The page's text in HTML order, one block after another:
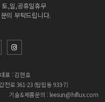
,일,공휴일휴무
의 부탁드립니다.
대표 : 김현효
천로 361-23 (탑립동 933-7)
기술&제품문의 : leesun@hiflux.com